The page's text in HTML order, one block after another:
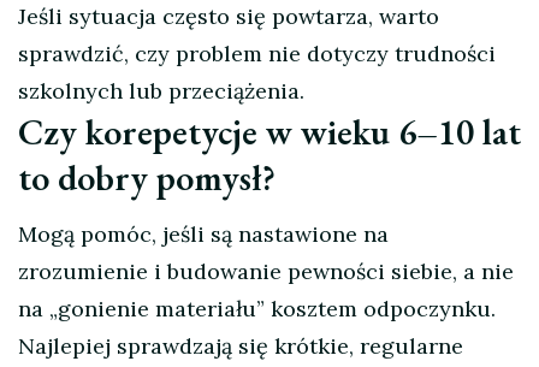
Jeśli sytuacja często się powtarza, warto
sprawdzić, czy problem nie dotyczy trudności
szkolnych lub przeciążenia.
Czy korepetycje w wieku 6–10 lat
to dobry pomysł?
Mogą pomóc, jeśli są nastawione na
zrozumienie i budowanie pewności siebie, a nie
na „gonienie materiału” kosztem odpoczynku.
Najlepiej sprawdzają się krótkie, regularne